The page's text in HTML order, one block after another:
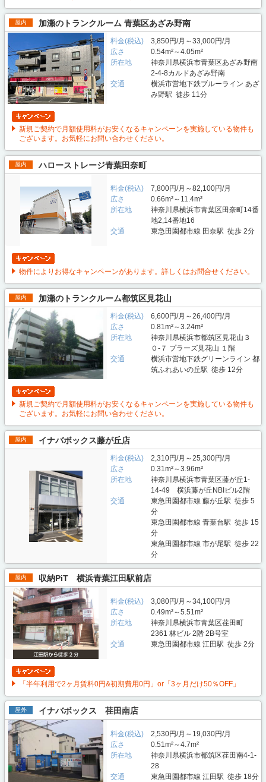
屋内 加瀬のトランクルーム 青葉区あざみ野南
料金(税込)
3,850円/月～33,000円/月
広さ
0.54m²～4.05m²
所在地
神奈川県横浜市青葉区あざみ野南
2-4-8カルドあざみ野南
交通
横浜市営地下鉄ブルーライン あざ
み野駅 徒歩 11分
新規ご契約で月額使用料がお安くなるキャンペーンを実施している物件も
ございます。お気軽にお問い合わせください。
屋内 ハローストレージ青葉田奈町
料金(税込)
7,800円/月～82,100円/月
広さ
0.66m²～11.4m²
所在地
神奈川県横浜市青葉区田奈町14番
地2,14番地16
交通
東急田園都市線 田奈駅 徒歩 2分
物件によりお得なキャンペーンがあります。詳しくはお問合せください。
屋内 加瀬のトランクルーム都筑区見花山
料金(税込)
6,600円/月～26,400円/月
広さ
0.81m²～3.24m²
所在地
神奈川県横浜市都筑区見花山３
０-７ プラーズ見花山 １階
交通
横浜市営地下鉄グリーンライン 都
筑ふれあいの丘駅 徒歩 12分
新規ご契約で月額使用料がお安くなるキャンペーンを実施している物件も
ございます。お気軽にお問い合わせください。
屋内 イナバボックス藤が丘店
料金(税込)
2,310円/月～25,300円/月
広さ
0.31m²～3.96m²
所在地
神奈川県横浜市青葉区藤が丘1-
14-49 横浜藤が丘NBIビル2階
交通
東急田園都市線 藤が丘駅 徒歩 5
分
東急田園都市線 青葉台駅 徒歩 15
分
東急田園都市線 市が尾駅 徒歩 22
分
屋内 収納PiT 横浜青葉江田駅前店
料金(税込)
3,080円/月～34,100円/月
広さ
0.49m²～5.51m²
所在地
神奈川県横浜市青葉区荏田町
2361 林ビル 2階 2B号室
交通
東急田園都市線 江田駅 徒歩 2分
「半年利用で2ヶ月賃料0円&初期費用0円」or「3ヶ月だけ50％OFF」
屋外 イナバボックス 荏田南店
料金(税込)
2,530円/月～19,030円/月
広さ
0.51m²～4.7m²
所在地
神奈川県横浜市都筑区荏田南4-1-
28
交通
東急田園都市線 江田駅 徒歩 18分